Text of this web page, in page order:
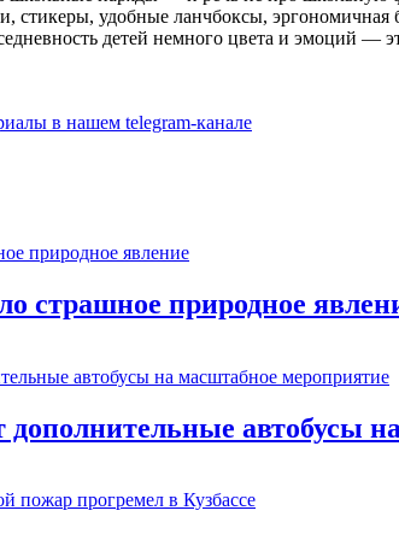
стикеры, удобные ланчбоксы,
детей немного цвета и эмоций —
в нашем telegram-канале
страшное природное
дополнительные автобусы